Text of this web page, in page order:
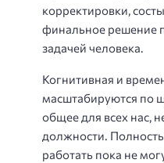
корректировки,
финальное решение
задачей человека.
Когнитивная и
масштабируются по
общее для всех нас,
должности.
работать пока не